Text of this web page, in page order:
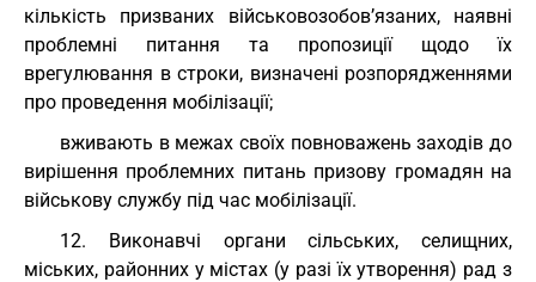
кількість призваних військовозобов’язаних, наявні
проблемні питання та пропозиції щодо їх
врегулювання в строки, визначені розпорядженнями
про проведення мобілізації;
вживають в межах своїх повноважень заходів до
вирішення проблемних питань призову громадян на
військову службу під час мобілізації.
12. Виконавчі органи сільських, селищних,
міських, районних у містах (у разі їх утворення) рад з